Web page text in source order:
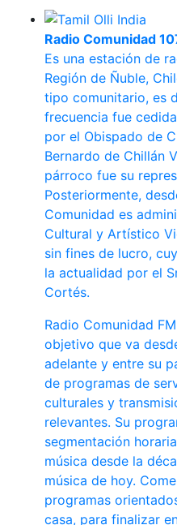
Radio Comunidad
Es una estación de
Región de Ñuble,
tipo comunitario, es
frecuencia fue
por el Obispado de
Bernardo de Chillán
párroco fue su
Posteriormente,
Comunidad es
Cultural y Artístico
sin fines de lucro,
la actualidad por el
Cortés.
Radio Comunidad
objetivo que va
adelante y entre su
de programas de
culturales y
relevantes. Su
segmentación
música desde la
música de hoy.
programas
casa, para finalizar